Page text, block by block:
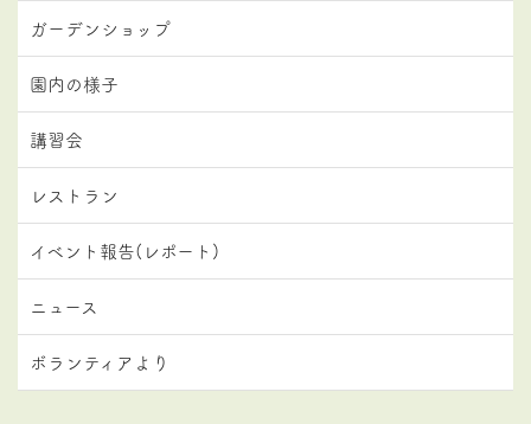
ガーデンショップ
園内の様子
講習会
レストラン
イベント報告(レポート)
ニュース
ボランティアより